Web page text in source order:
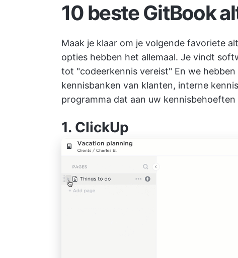
10 beste GitBook
Maak je klaar om je volgende favoriete
opties hebben het allemaal. Je vindt
tot "codeerkennis vereist" En we
kennisbanken van klanten, interne
programma dat aan uw
1. ClickUp